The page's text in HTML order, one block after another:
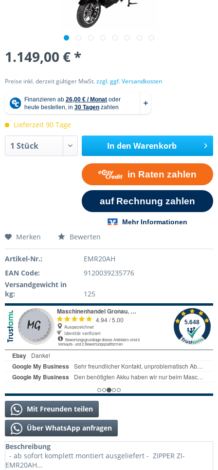
1.149,00 € *
Preise inkl. derzeit gültiger MwSt.zzgl. ggf. Versandkosten
Lieferzeit 90 Tage
In den Warenkorb
Merken Bewerten
Artikel-Nr.:
EMR20AH
EAN Code:
9120039235776
Versandgewicht in
kg:
125
Mit Freunden teilen
Über WhatsApp anfragen
Beschreibung
- ab sofort komplett montiert ausgeliefert - ZIPPER ZI-
EMR20AH...